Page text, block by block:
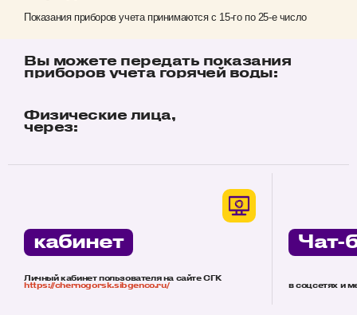
Показания приборов учета принимаются с 15-го по 25-е число
Вы можете передать показания
приборов учета горячей воды:
Физические лица,
через:
кабинет
Личный кабинет пользователя на сайте СГК
https://chernogorsk.sibgenco.ru/
Чат-
в соцсетях и